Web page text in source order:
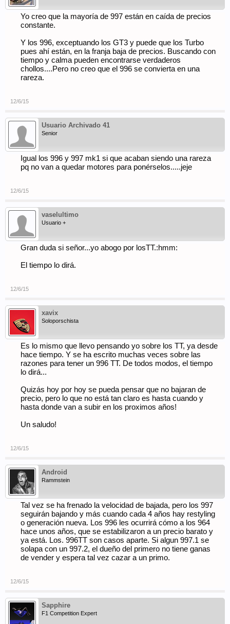
Yo creo que la mayoría de 997 están en caída de precios
constante.
Y los 996, exceptuando los GT3 y puede que los Turbo
pues ahí están, en la franja baja de precios. Buscando con
tiempo y calma pueden encontrarse verdaderos
chollos....Pero no creo que el 996 se convierta en una
rareza.
12/6/15
Usuario Archivado 41
Senior
Igual los 996 y 997 mk1 si que acaban siendo una rareza
pq no van a quedar motores para ponérselos.....jeje
12/6/15
vaselultimo
Usuario +
Gran duda si señor...yo abogo por losTT.:hmm:
El tiempo lo dirá.
12/6/15
xavix
Soloporschista
Es lo mismo que llevo pensando yo sobre los TT, ya desde
hace tiempo. Y se ha escrito muchas veces sobre las
razones para tener un 996 TT. De todos modos, el tiempo
lo dirá...
Quizás hoy por hoy se pueda pensar que no bajaran de
precio, pero lo que no está tan claro es hasta cuando y
hasta donde van a subir en los proximos años!
Un saludo!
12/6/15
Android
Rammstein
Tal vez se ha frenado la velocidad de bajada, pero los 997
seguirán bajando y más cuando cada 4 años hay restyling
o generación nueva. Los 996 les ocurrirá cómo a los 964
hace unos años, que se estabilizaron a un precio barato y
ya está. Los. 996TT son casos aparte. Si algun 997.1 se
solapa con un 997.2, el dueño del primero no tiene ganas
de vender y espera tal vez cazar a un primo.
12/6/15
Sapphire
F1 Competition Expert